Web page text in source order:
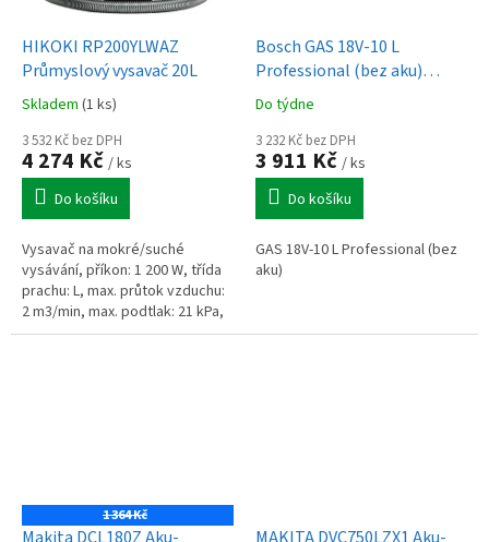
HIKOKI RP200YLWAZ
Průmyslový vysavač 20L
Skladem (1 ks)
3 532 Kč bez DPH
4 274 Kč / ks
Do košíku
Vysavač na mokré/suché
vysávání, příkon: 1 200 W, třída
prachu: L, max. průtok vzduchu:
2 m3/min, max. podtlak: 21 kPa,
objem nádoby (suché vysávání):
Bosch GAS 18V-10 L
Professional (bez aku)
(0.601.9C6.302)
Do týdne
3 232 Kč bez DPH
3 911 Kč / ks
Do košíku
GAS 18V-10 L Professional (bez
aku)
1 364 Kč